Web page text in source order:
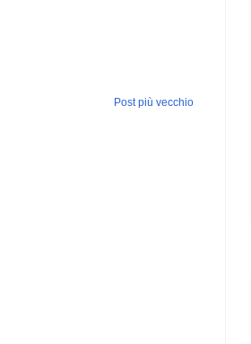
Post più vecchio